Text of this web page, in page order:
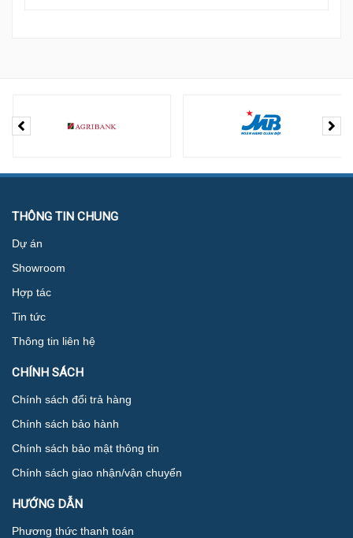
THÔNG TIN CHUNG
Dự án
Showroom
Hợp tác
Tin tức
Thông tin liên hệ
CHÍNH SÁCH
Chính sách đổi trả hàng
Chính sách bảo hành
Chính sách bảo mật thông tin
Chính sách giao nhận/vận chuyển
HƯỚNG DẪN
Phương thức thanh toán